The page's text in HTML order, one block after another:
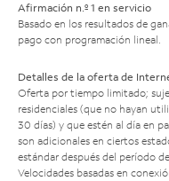
Afirmación n.º 1 en servicio
Basado en los resultados de
pago con programación lineal.
Detalles de la oferta de
Oferta por tiempo limitado;
residenciales (que no hayan
30 días) y que estén al día en
son adicionales en ciertos
estándar después del período
Velocidades basadas en